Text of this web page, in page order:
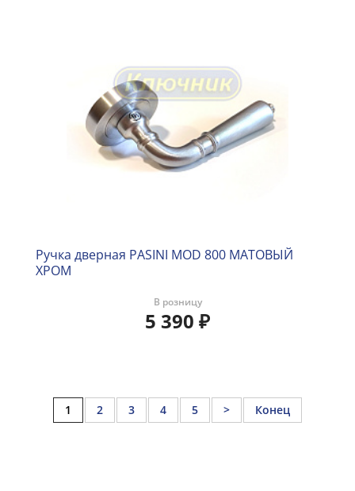
Ручка дверная PASINI MOD 800 МАТОВЫЙ
ХРОМ
В розницу
5 390 ₽
1 2 3 4 5 > Конец